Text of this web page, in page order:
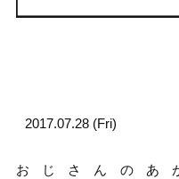
2017.07.28 (Fri)
おじさんのあ